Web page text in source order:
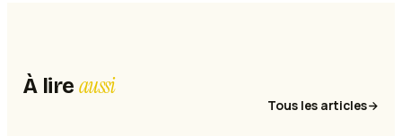
À lire aussi
Tous les articles